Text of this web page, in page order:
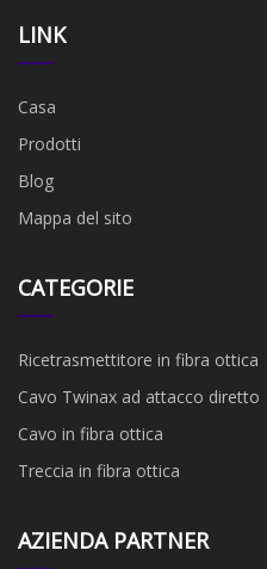
LINK
Casa
Prodotti
Blog
Mappa del sito
CATEGORIE
Ricetrasmettitore in fibra ottica
Cavo Twinax ad attacco diretto
Cavo in fibra ottica
Treccia in fibra ottica
AZIENDA PARTNER